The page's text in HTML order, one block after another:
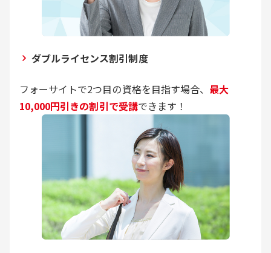
ダブルライセンス割引制度
フォーサイトで2つ目の資格を目指す場合、 最大
10,000円引きの割引で受講できます！